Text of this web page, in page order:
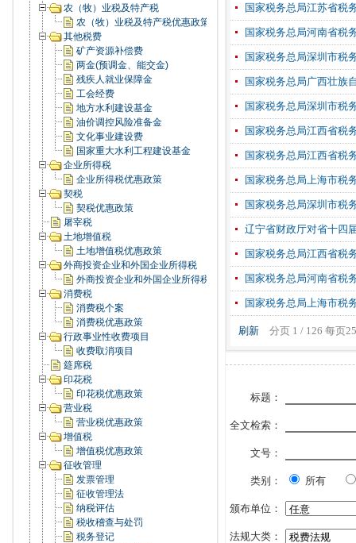
农（牧）业税及特产税
农（牧）业税及特产税优惠政策
其他税费
矿产资源补偿费
两金(预调金、能交金)
残疾人就业保障金
工会经费
地方水利建设基金
油价调控风险准备金
文化事业建设费
国家重大水利工程建设基金
企业所得税
企业所得税优惠政策
契税
契税优惠政策
屠宰税
土地增值税
土地增值税优惠政策
外商投资企业和外国企业所得税
外商投资企业和外国企业所得税优惠政策
消费税
消费税个案
消费税优惠政策
行政事业性收费项目
收费取消项目
筵席税
印花税
印花税优惠政策
营业税
营业税优惠政策
增值税
增值税优惠政策
征收管理
发票管理
征收管理法
纳税评估
税收稽查与处罚
税务登记
国家税务总局江苏省税
国家税务总局河南省税
国家税务总局深圳市税
国家税务总局广西壮族
国家税务总局深圳市税
国家税务总局江西省税
国家税务总局江西省税
国家税务总局上海市税
国家税务总局深圳市税
辽宁省财政厅对省十四
国家税务总局江西省税
国家税务总局河南省税
国家税务总局上海市税
刷新 分页 1 / 126 每页
标题：
全文检索：
文号：
类别： 所有
颁布单位：
法规大类：